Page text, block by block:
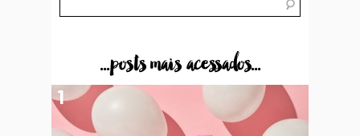
...posts mais acessados...
1